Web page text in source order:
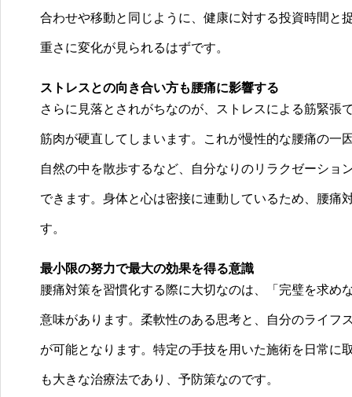
合わせや移動と同じように、健康に対する投資時間と
重さに変化が見られるはずです。
ストレスとの向き合い方も腰痛に影響する
さらに見落とされがちなのが、ストレスによる筋緊
筋肉が硬直してしまいます。これが慢性的な腰痛の一
自然の中を散歩するなど、自分なりのリラクゼーシ
できます。身体と心は密接に連動しているため、腰痛
す。
最小限の努力で最大の効果を得る意識
腰痛対策を習慣化する際に大切なのは、「完璧を求め
意味があります。柔軟性のある思考と、自分のライフ
が可能となります。特定の手技を用いた施術を日常に
も大きな治療法であり、予防策なのです。